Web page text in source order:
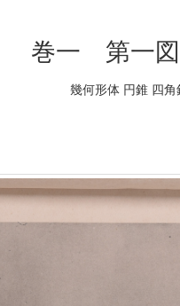
巻一 第一
幾何形体 円錐 四